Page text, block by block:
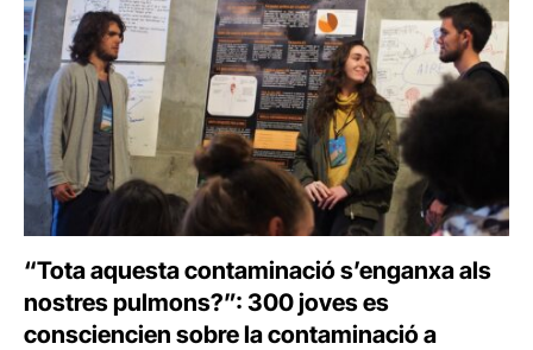
“Tota aquesta contaminació s’enganxa als
nostres pulmons?”: 300 joves es
consciencien sobre la contaminació a